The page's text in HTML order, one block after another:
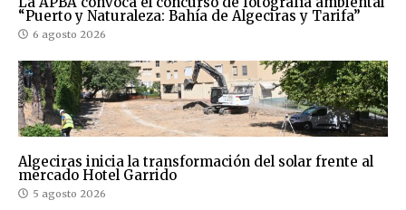
“Puerto y Naturaleza: Bahía de Algeciras y Tarifa”
6 agosto 2026
Algeciras inicia la transformación del solar frente al
mercado Hotel Garrido
5 agosto 2026